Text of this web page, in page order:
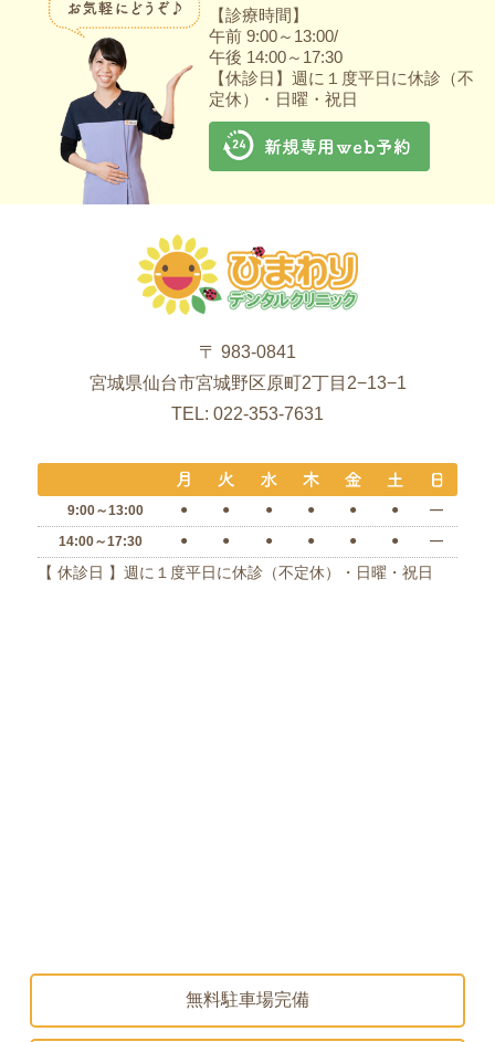
【診療時間】
午前 9:00～13:00/
午後 14:00～17:30
【休診日】週に１度平日に休診（不
定休）・日曜・祝日
〒 983-0841
宮城県仙台市宮城野区原町2丁目2−13−1
TEL: 022-353-7631
9:00～13:00 ● ● ● ● ● ● ―
14:00～17:30 ● ● ● ● ● ● ―
【 休診日 】週に１度平日に休診（不定休）・日曜・祝日
無料駐車場完備